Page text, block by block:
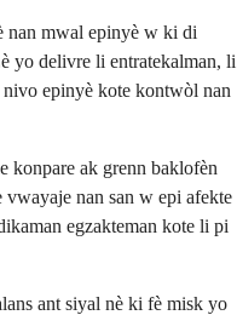
nan mwal epinyè w ki di
yo delivre li entratekalman, li
nivo epinyè kote kontwòl nan
konpare ak grenn baklofèn
nan san w epi afekte
egzakteman kote li pi
ant siyal nè ki fè misk yo